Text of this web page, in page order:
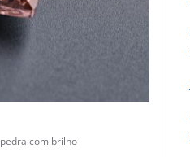
pedra com brilho